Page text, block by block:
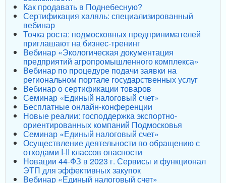
Как продавать в Поднебесную?
Сертификация халяль: специализированный
вебинар
Точка роста: подмосковных предпринимателей
приглашают на бизнес-тренинг
Вебинар «Экологическая документация
предприятий агропромышленного комплекса»
Вебинар по процедуре подачи заявки на
региональном портале государственных услуг
Вебинар о сертификации товаров
Семинар «Единый налоговый счет»
Бесплатные онлайн-конференции
Новые реалии: господдержка экспортно-
ориентированных компаний Подмосковья
Семинар «Единый налоговый счет»
Осуществление деятельности по обращению с
отходами I-II классов опасности
Новации 44-ФЗ в 2023 г. Сервисы и функционал
ЭТП для эффективных закупок
Вебинар «Единый налоговый счет»